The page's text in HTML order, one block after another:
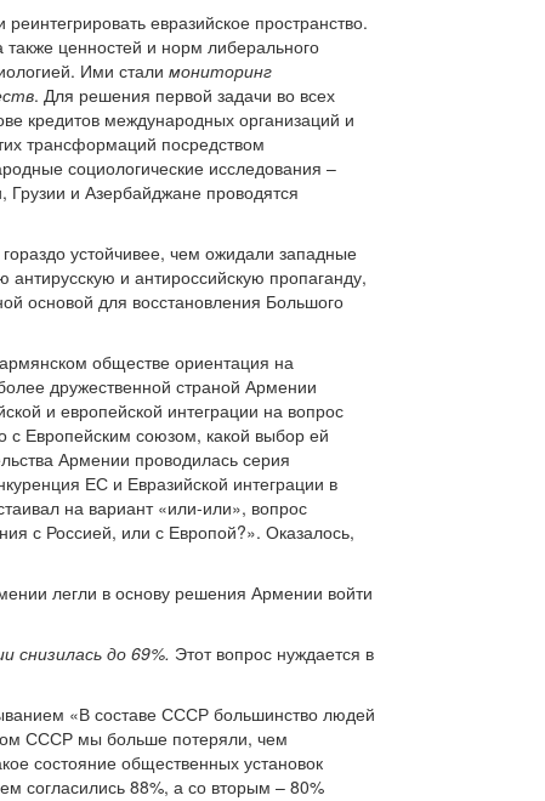
евразийское пространство.
ценностей и норм либерального
Ими стали мониторинг
. Для решения первой задачи во всех
кредитов международных организаций и
трансформаций посредством
социологические исследования –
и Азербайджане проводятся
устойчивее, чем ожидали западные
и антироссийскую пропаганду,
основой для восстановления Большого
обществе ориентация на
дружественной страной Армении
и европейской интеграции на вопрос
с Европейским союзом, какой выбор ей
Армении проводилась серия
ЕС и Евразийской интеграции в
на вариант «или-или», вопрос
с Россией, или с Европой?». Оказалось,
легли в основу решения Армении войти
снизилась до 69%. Этот вопрос нуждается в
«В составе СССР большинство людей
СССР мы больше потеряли, чем
состояние общественных установок
согласились 88%, а со вторым – 80%